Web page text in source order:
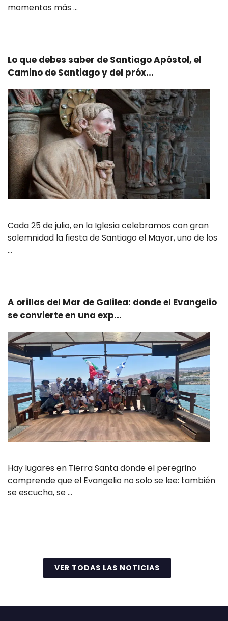
momentos más …
Lo que debes saber de Santiago Apóstol, el
Camino de Santiago y del próx...
Cada 25 de julio, en la Iglesia celebramos con gran
solemnidad la fiesta de Santiago el Mayor, uno de los
…
A orillas del Mar de Galilea: donde el Evangelio
se convierte en una exp...
Hay lugares en Tierra Santa donde el peregrino
comprende que el Evangelio no solo se lee: también
se escucha, se …
VER TODAS LAS NOTICIAS